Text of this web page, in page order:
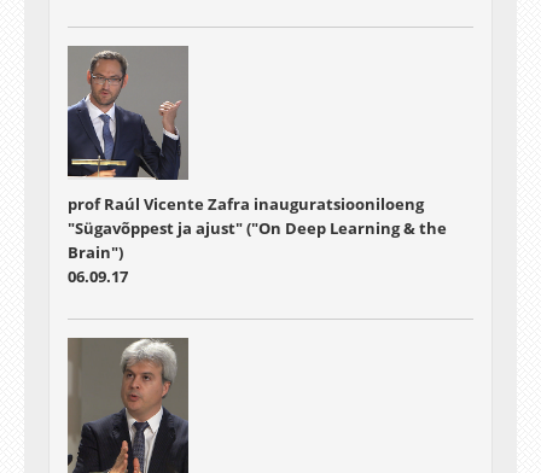
prof Raúl Vicente Zafra inauguratsiooniloeng
"Sügavõppest ja ajust" ("On Deep Learning & the
Brain")
06.09.17